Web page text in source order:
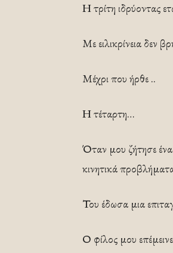
Η τρίτη ιδρύοντας
Με ειλικρίνεια δεν
Μέχρι που ήρθε ..
Η τέταρτη…
Όταν μου ζήτησε
κινητικά
Του έδωσα μια
Ο φίλος μου